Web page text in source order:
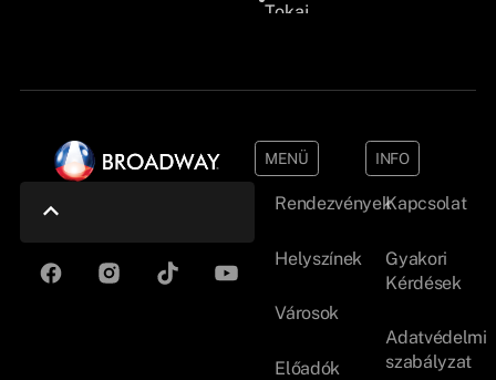
Tokaj
MENÜ
Rendezvények
Helyszínek
Városok
Előadók
INFO
Kapcsolat
Gyakori
Kérdések
Adatvédelmi
szabályzat